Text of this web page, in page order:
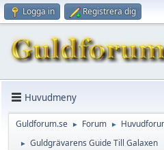
Logga in Registrera dig
Huvudmeny
Guldforum.se ► Forum ►
► Guldgrävarens Guide Till Galaxen